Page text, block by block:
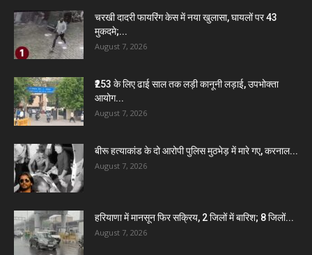
चरखी दादरी फायरिंग केस में नया खुलासा, घायलों पर 43
मुकदमे;...
August 7, 2026
₹253 के लिए ढाई साल तक लड़ी कानूनी लड़ाई, उपभोक्ता
आयोग...
August 7, 2026
बीरू हत्याकांड के दो आरोपी पुलिस मुठभेड़ में मारे गए, करनाल...
August 7, 2026
हरियाणा में मानसून फिर सक्रिय, 2 जिलों में बारिश; 8 जिलों...
August 7, 2026